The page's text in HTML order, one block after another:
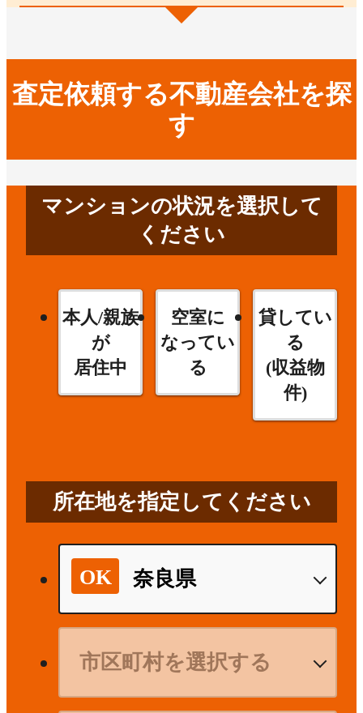
査定依頼する不動産会社を探
す
マンションの状況を選択して
ください
本人/親族
が
居住中
空室に
なってい
る
貸してい
る
(収益物
件)
所在地を指定してください